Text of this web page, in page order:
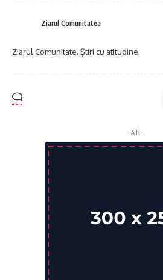
Ziarul Comunitatea
Ziarul Comunitate. Știri cu atitudine.
- Ads -